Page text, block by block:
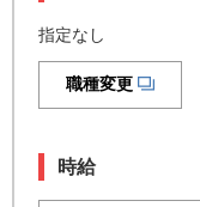
指定なし
職種変更
時給